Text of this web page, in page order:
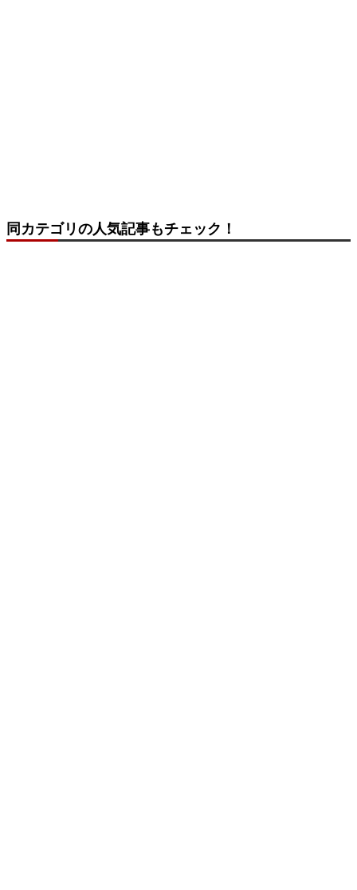
同カテゴリの人気記事もチェック！